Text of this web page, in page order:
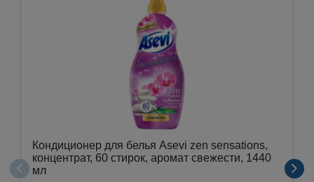
Кондиционер для белья Asevi zen sensations,
концентрат, 60 стирок, аромат свежести, 1440
мл